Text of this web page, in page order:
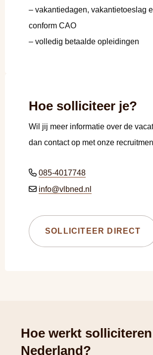
– vakantiedagen, vakantietoeslag
conform CAO
– volledig betaalde opleidingen
Hoe solliciteer je?
Wil jij meer informatie over de
dan contact op met onze
085-4017748
info@vlbned.nl
SOLLICITEER DIRECT
Hoe werkt
Nederland?